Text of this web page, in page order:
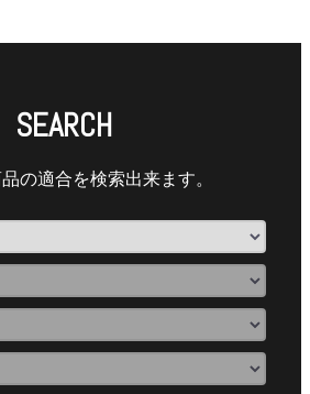
SEARCH
の適合を検索出来ます。